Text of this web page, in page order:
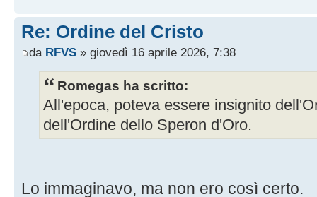
Re: Ordine del Cristo
da RFVS » giovedì 16 aprile 2026, 7:38
Romegas ha scritto:
All'epoca, poteva essere insignito
dell'Ordine dello Speron d'Oro.
Lo immaginavo, ma non ero così certo.